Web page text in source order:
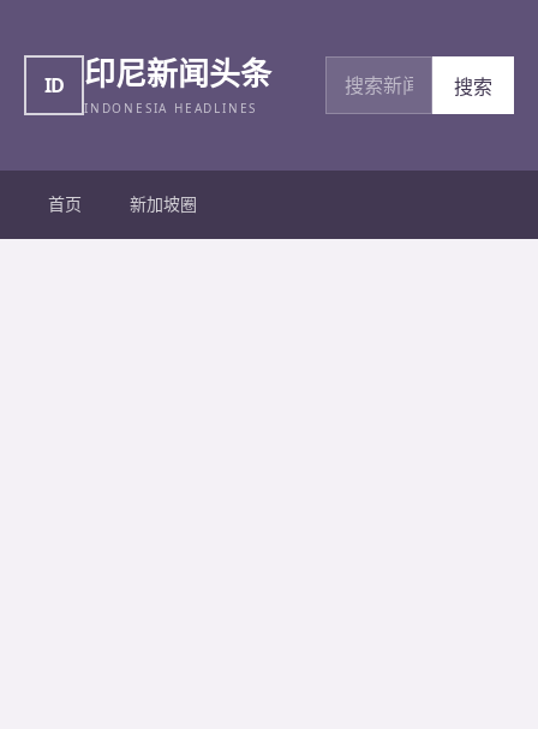
ID 印尼新闻头条
INDONESIA HEADLINES
搜索新闻
搜索
首页 新加坡圈